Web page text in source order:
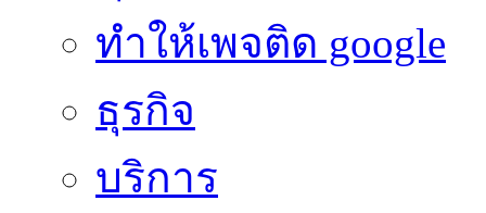
ทําให้เพจติด google
ธุรกิจ
บริการ